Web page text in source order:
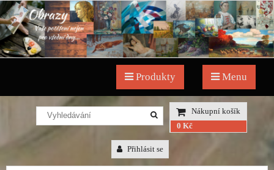
Produkty Menu
Nákupní košík
0 Kč
Přihlásit se